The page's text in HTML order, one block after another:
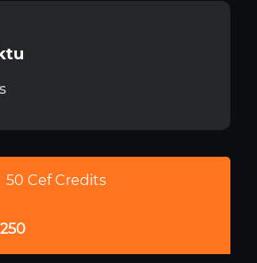
50 Cef Credits